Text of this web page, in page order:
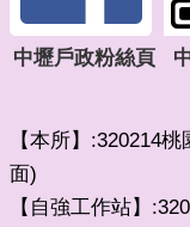
中壢戶政粉絲頁
【本所】:320214
面)
【自強工作站】